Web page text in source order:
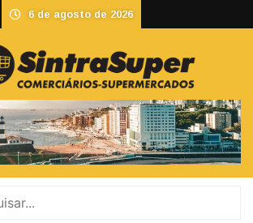
6 de agosto de 2026